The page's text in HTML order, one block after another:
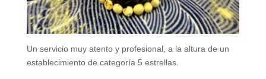
Un servicio muy atento y profesional, a la altura de un
establecimiento de categoría 5 estrellas.